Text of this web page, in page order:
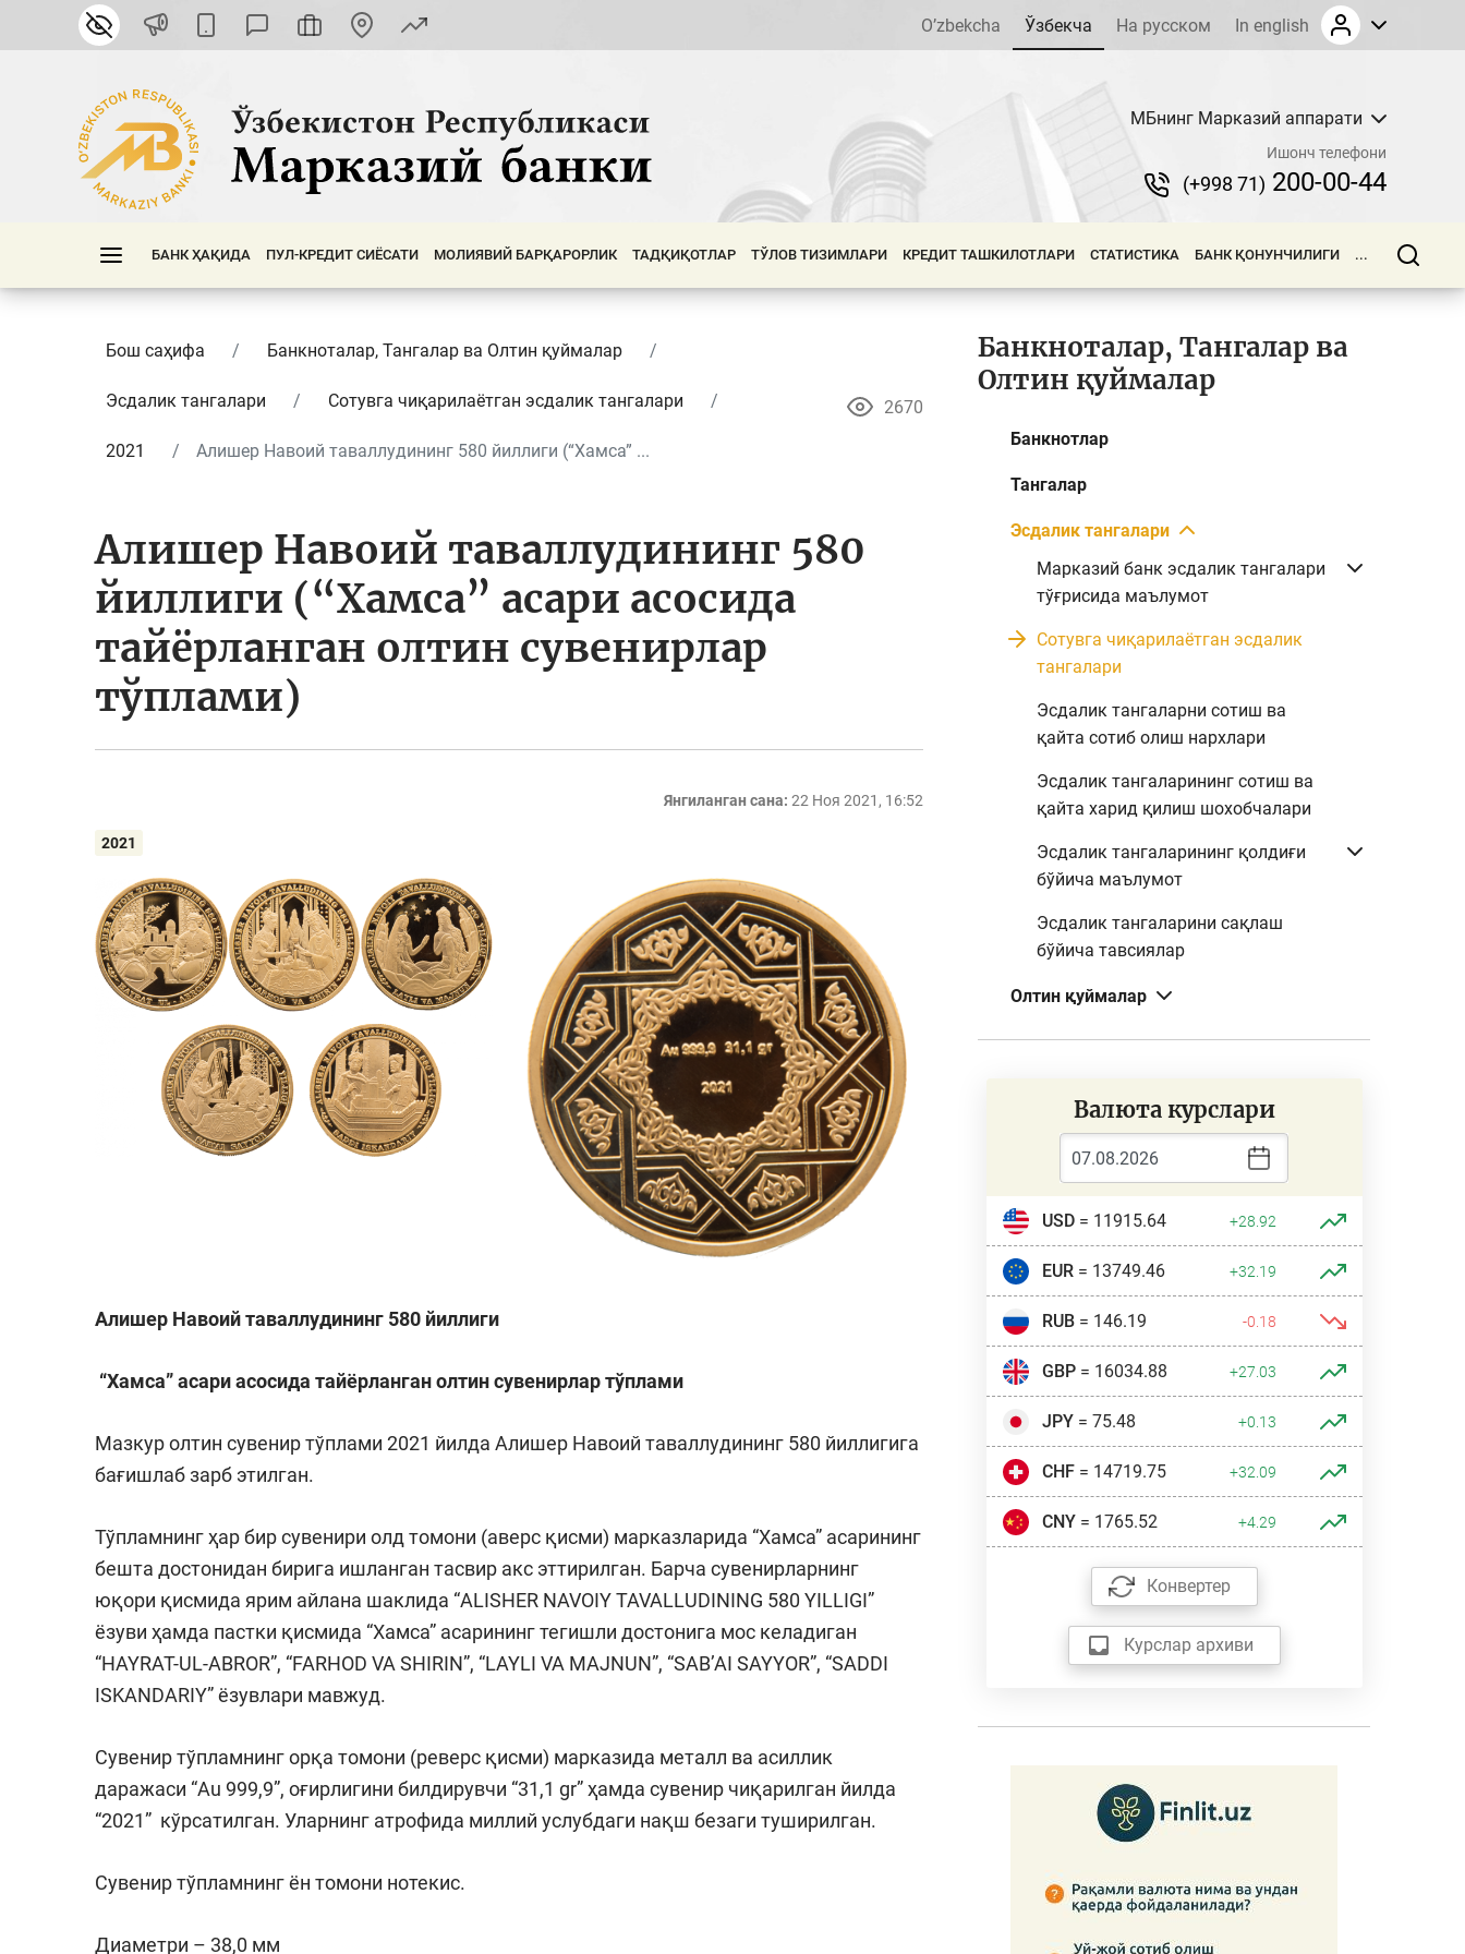
O’zbekcha Ўзбекча На русском In english
МБнинг Марказий аппарати
Ишонч телефони
(+998 71) 200-00-44
БАНК ҲАҚИДА ПУЛ-КРЕДИТ СИЁСАТИ МОЛИЯВИЙ БАРҚАРОРЛИК ТАДҚИҚОТЛАР ТЎЛОВ ТИЗИМЛАРИ КРЕДИТ ТАШКИЛОТЛАРИ СТАТИСТИКА БАНК ҚОНУНЧИЛИГИ ...
Бош саҳифа Банкноталар, Тангалар ва Олтин қуймалар
Эсдалик тангалари Сотувга чиқарилаётган эсдалик тангалари
2021 Алишер Навоий таваллудининг 580 йиллиги (“Хамса” ...
2670
Алишер Навоий таваллудининг 580
йиллиги (“Хамса” асари асосида
тайёрланган олтин сувенирлар
тўплами)
Янгиланган сана: 22 Ноя 2021, 16:52
2021
Алишер Навоий таваллудининг 580 йиллиги
“Хамса” асари асосида тайёрланган олтин сувенирлар тўплами
Мазкур олтин сувенир тўплами 2021 йилда Алишер Навоий таваллудининг 580 йиллигига
бағишлаб зарб этилган.
Тўпламнинг ҳар бир сувенири олд томони (аверс қисми) марказларида “Хамса” асарининг
бешта достонидан бирига ишланган тасвир акс эттирилган. Барча сувенирларнинг
юқори қисмида ярим айлана шаклида “ALISHER NAVOIY TAVALLUDINING 580 YILLIGI”
ёзуви ҳамда пастки қисмида “Хамса” асарининг тегишли достонига мос келадиган
“HAYRAT-UL-ABROR”, “FARHOD VA SHIRIN”, “LAYLI VA MAJNUN”, “SAB’AI SAYYOR”, “SADDI
ISKANDARIY” ёзувлари мавжуд.
Сувенир тўпламнинг орқа томони (реверс қисми) марказида металл ва асиллик
даражаси “Au 999,9”, оғирлигини билдирувчи “31,1 gr” ҳамда сувенир чиқарилган йилда
“2021” кўрсатилган. Уларнинг атрофида миллий услубдаги нақш безаги туширилган.
Сувенир тўпламнинг ён томони нотекис.
Диаметри – 38,0 мм
Банкноталар, Тангалар ва
Олтин қуймалар
Банкнотлар
Тангалар
Эсдалик тангалари
Марказий банк эсдалик тангалари
тўғрисида маълумот
Сотувга чиқарилаётган эсдалик
тангалари
Эсдалик тангаларни сотиш ва
қайта сотиб олиш нархлари
Эсдалик тангаларининг сотиш ва
қайта харид қилиш шохобчалари
Эсдалик тангаларининг қолдиғи
бўйича маълумот
Эсдалик тангаларини сақлаш
бўйича тавсиялар
Олтин қуймалар
Валюта курслари
USD= 11915.64 +28.92
EUR= 13749.46 +32.19
RUB= 146.19 -0.18
GBP= 16034.88 +27.03
JPY= 75.48 +0.13
CHF= 14719.75 +32.09
CNY= 1765.52 +4.29
Конвертер
Курслар архиви